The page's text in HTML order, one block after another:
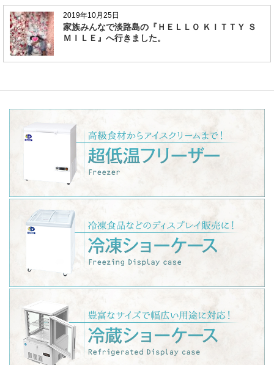
2019年10月25日
家族みんなで淡路島の『ＨＥＬＬＯ ＫＩＴＴＹ Ｓ
ＭＩＬＥ』へ行きました。